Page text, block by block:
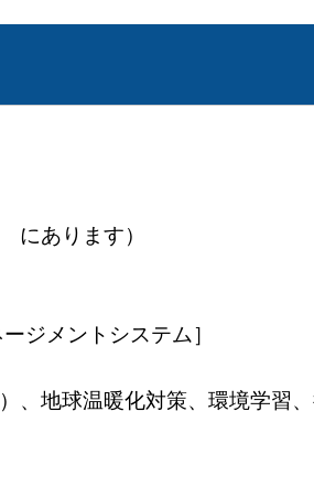
あります）
メントシステム］
地球温暖化対策、環境学習